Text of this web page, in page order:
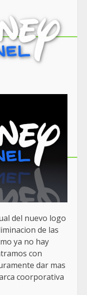
del nuevo logo
de las
ya no hay
con
dar mas
coorporativa